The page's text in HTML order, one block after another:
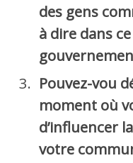
des gens
à dire dans
Pouvez-vou
moment où
d’influencer
votre